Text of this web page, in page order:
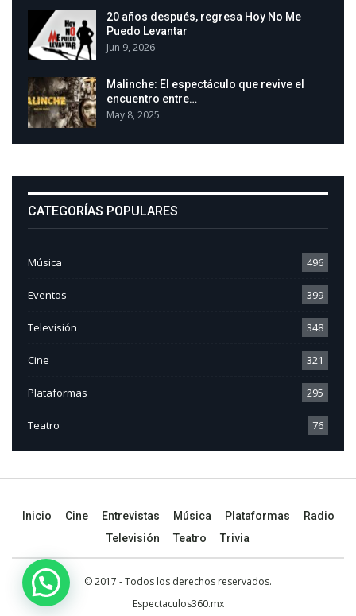
20 años después, regresa Hoy No Me
Puedo Levantar
Jun 9, 2026
Malinche: El espectáculo que revive el
encuentro entre…
May 8, 2025
CATEGORÍAS POPULARES
Música 496
Eventos 399
Televisión 348
Cine 321
Plataformas 295
Teatro 76
Inicio Cine Entrevistas Música Plataformas
Radio
Televisión
Teatro Trivia
© 2017 - Todos los derechos reservados.
Espectaculos360.mx